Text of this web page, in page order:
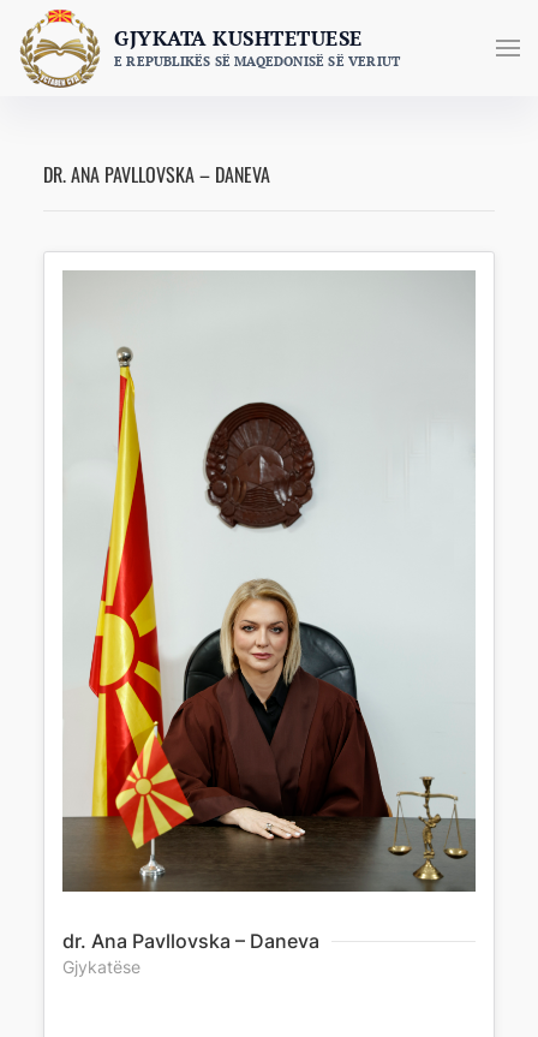
GJYKATA KUSHTETUESE
E REPUBLIKËS SË MAQEDONISË SË VERIUT
DR. ANA PAVLLOVSKA – DANEVA
dr. Ana Pavllovska – Daneva
Gjykatëse